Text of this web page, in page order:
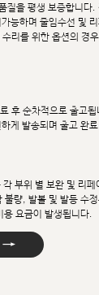
질을 평생 보증합니다
능하며 줄임수선 및
리를 위한 옵션의 경
후 순차적으로 출고됩
게 발송되며 출고 완
부위 별 보완 및 리
량, 발볼 및 발등 수
용 요금이 발생됩니다.
→